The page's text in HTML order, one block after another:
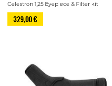
Celestron 1,25 Eyepiece & Filter kit
329,00 €